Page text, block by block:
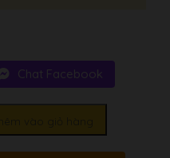
Chat Facebook